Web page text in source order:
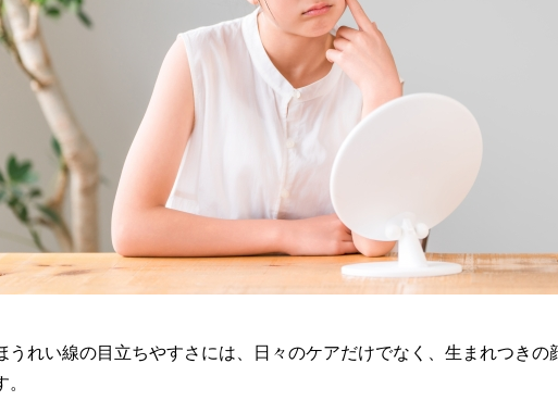
うれい線の目立ちやすさには、日々のケアだけでなく、生まれつきの
。